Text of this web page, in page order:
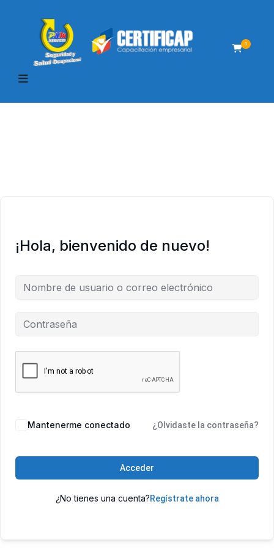
0
¡Hola, bienvenido de nuevo!
Mantenerme conectado ¿Olvidaste la contraseña?
Acceder
¿No tienes una cuenta?Regístrate ahora